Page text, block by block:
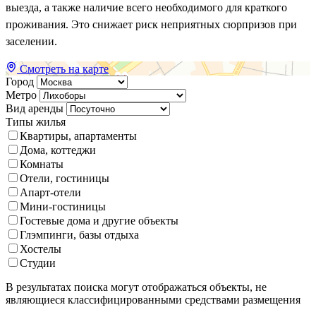
выезда, а также наличие всего необходимого для краткого
проживания. Это снижает риск неприятных сюрпризов при
заселении.
Смотреть на карте
Город
Метро
Вид аренды
Типы жилья
Квартиры, апартаменты
Дома, коттеджи
Комнаты
Отели, гостиницы
Апарт-отели
Мини-гостиницы
Гостевые дома и другие объекты
Глэмпинги, базы отдыха
Хостелы
Студии
В результатах поиска могут отображаться объекты, не
являющиеся классифицированными средствами размещения